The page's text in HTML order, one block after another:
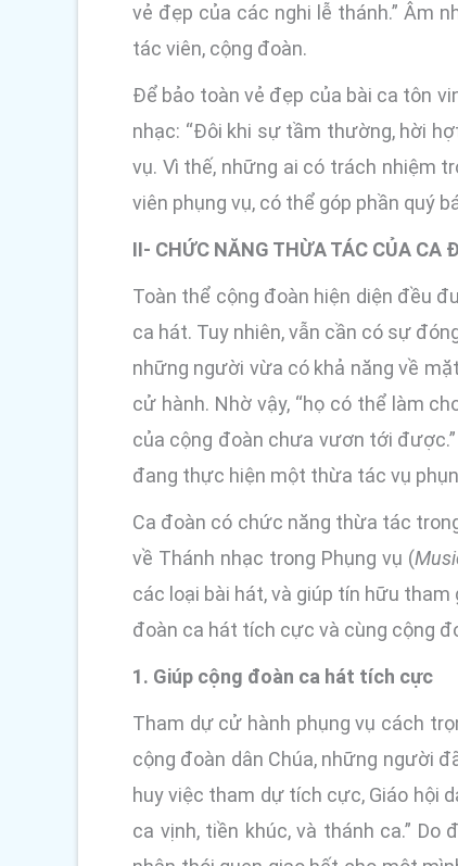
vẻ đẹp của các nghi lễ thánh.” Âm
tác viên, cộng đoàn.
Để bảo toàn vẻ đẹp của bài ca tôn
nhạc: “Đôi khi sự tầm thường, hời
vụ. Vì thế, những ai có trách nhiệm
viên phụng vụ, có thể góp phần quý
II- CHỨC NĂNG THỪA TÁC CỦA CA
Toàn thể cộng đoàn hiện diện đều
ca hát. Tuy nhiên, vẫn cần có sự
những người vừa có khả năng về
cử hành. Nhờ vậy, “họ có thể làm
của cộng đoàn chưa vươn tới
đang thực hiện một thừa tác vụ
Ca đoàn có chức năng thừa tác
về Thánh nhạc trong Phụng vụ (
các loại bài hát, và giúp tín hữu
đoàn ca hát tích cực và cùng cộng
1. Giúp cộng đoàn ca hát tích cực
Tham dự cử hành phụng vụ cách
cộng đoàn dân Chúa, những người
huy việc tham dự tích cực, Giáo hội
ca vịnh, tiền khúc, và thánh ca.”